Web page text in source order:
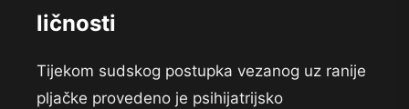
ličnosti
Tijekom sudskog postupka vezanog uz ranije
pljačke provedeno je psihijatrijsko